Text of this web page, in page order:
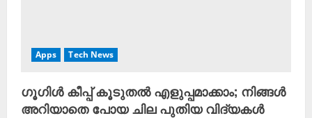
Apps Tech News
ഗൂഗിൾ കീപ്പ് കൂടുതൽ എളുപ്പമാക്കാം; നിങ്ങൾ
അറിയാതെ പോയ ചില പുതിയ വിദ്യകൾ